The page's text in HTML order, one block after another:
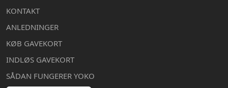
KONTAKT
ANLEDNINGER
KØB GAVEKORT
INDLØS GAVEKORT
SÅDAN FUNGERER YOKO